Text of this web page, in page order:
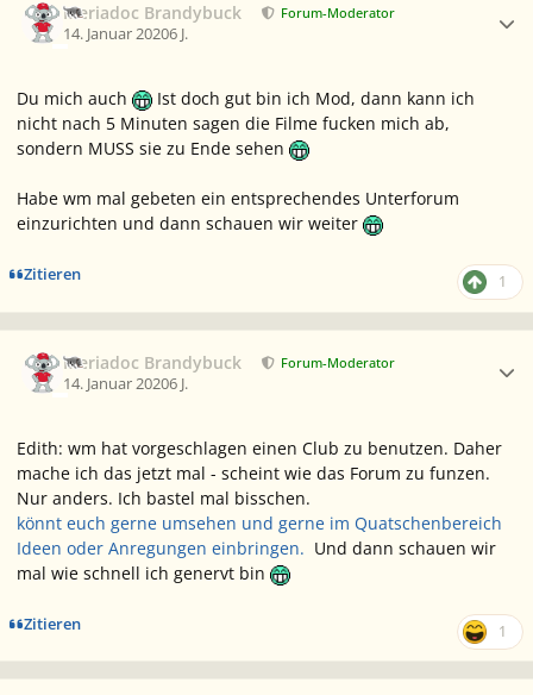
Meriadoc Brandybuck Forum-Moderator
14. Januar 20206 J.
Du mich auch
Ist doch gut bin ich Mod, dann kann ich
nicht nach 5 Minuten sagen die Filme fucken mich ab,
sondern MUSS sie zu Ende sehen
Habe wm mal gebeten ein entsprechendes Unterforum
einzurichten und dann schauen wir weiter
Zitieren 1
Meriadoc Brandybuck Forum-Moderator
14. Januar 20206 J.
Edith: wm hat vorgeschlagen einen Club zu benutzen. Daher
mache ich das jetzt mal - scheint wie das Forum zu funzen.
Nur anders. Ich bastel mal bisschen.
könnt euch gerne umsehen und gerne im Quatschenbereich
Ideen oder Anregungen einbringen. Und dann schauen wir
mal wie schnell ich genervt bin
Zitieren 1